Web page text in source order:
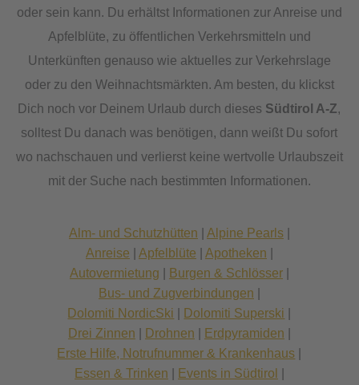
oder sein kann. Du erhältst Informationen zur Anreise und
Apfelblüte, zu öffentlichen Verkehrsmitteln und
Unterkünften genauso wie aktuelles zur Verkehrslage
oder zu den Weihnachtsmärkten. Am besten, du klickst
Dich noch vor Deinem Urlaub durch dieses Südtirol A-Z,
solltest Du danach was benötigen, dann weißt Du sofort
wo nachschauen und verlierst keine wertvolle Urlaubszeit
mit der Suche nach bestimmten Informationen.
Alm- und Schutzhütten Alpine Pearls|
Anreise
Apfelblüte Apotheken
Autovermietung
Burgen & Schlösser|
Bus- und Zugverbindungen
Dolomiti NordicSki
Dolomiti Superski
Drei Zinnen
Drohnen Erdpyramiden
Erste Hilfe, Notrufnummer & Krankenhaus
Essen & Trinken
Events in Südtirol